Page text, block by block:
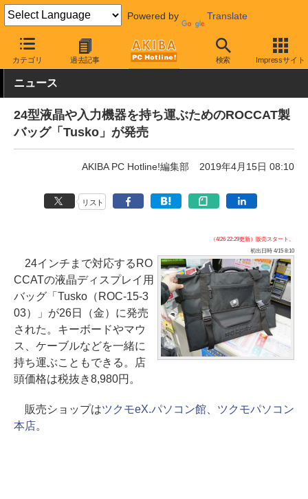
Powered by Translate
カテゴリ 過去記事 検索 Impressサイト
AKIBA PC Hotline! PC周辺機器 液晶ディスプレイ・モニター
ニュース
24型液晶や入力機器を持ち運ぶためのROCCAT製
バッグ「Tusko」が発売
AKIBA PC Hotline!編集部 2019年4月15日 08:10
リスト
（4/26 22:29更新）販売スタート。
初出日時 4/15 8:10
24インチまで対応するRO
CCATの液晶ディスプレイ用
バッグ「Tusko（ROC-15-3
03）」が26日（金）に発売
された。キーボードやマウ
ス、ケーブルなどを一緒に
持ち運ぶこともできる。店
頭価格は税抜き8,980円。
販売ショップはツクモeX.パソコン館、 ツクモパソコン
本店。